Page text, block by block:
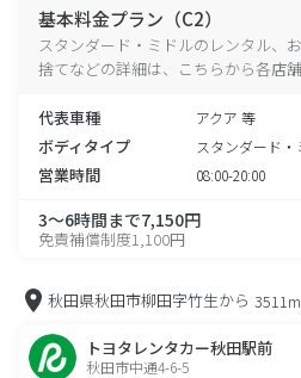
基本料金プラン（C2）
スタンダード・ミドルのレンタル、
捨てなどの詳細は、こちらから各店
代表車種 アクア 等
ボディタイプ スタンダード・
営業時間 08:00-20:00
3～6時間まで7,150円
免責補償制度1,100円
秋田県秋田市柳田字竹生から 3511m
トヨタレンタカー秋田駅前
秋田市中通4-6-5